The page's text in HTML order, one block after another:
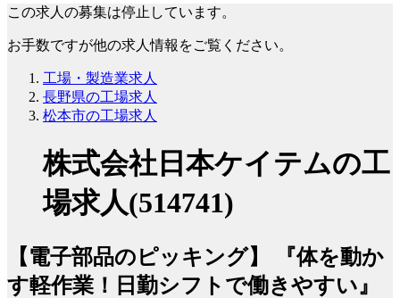
この求人の募集は停止しています。
お手数ですが他の求人情報をご覧ください。
工場・製造業求人
長野県の工場求人
松本市の工場求人
株式会社日本ケイテムの工
場求人(514741)
【電子部品のピッキング】 『体を動か
す軽作業！日勤シフトで働きやすい』